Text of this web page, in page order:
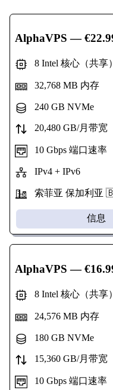
AlphaVPS —
8 Intel 核心（共享）
32,768 MB 内存
240 GB NVMe
20,480 GB/月带宽
10 Gbps 端口速率
IPv4 + IPv6
索菲亚 保加利亚
信息
AlphaVPS —
8 Intel 核心（共享）
24,576 MB 内存
180 GB NVMe
15,360 GB/月带宽
10 Gbps 端口速率